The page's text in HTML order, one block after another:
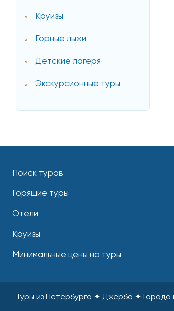
Круизы
Горные лыжи
Детские лагеря
Экскурсионные туры
Поиск туров
Горящие туры
Отели
Круизы
Минимальные цены на туры
Туры из Петербурга ✦ Джерба ✦